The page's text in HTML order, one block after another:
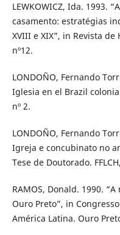
LEWKOWICZ, Ida. 1993.
casamento: estratégias
XVIII e XIX”, in Revista de
nº12.
LONDOÑO, Fernando
Iglesia en el Brazil
nº 2.
LONDOÑO, Fernando
Igreja e concubinato no
Tese de Doutorado.
RAMOS, Donald. 1990.
Ouro Preto”, in
América Latina. Ouro